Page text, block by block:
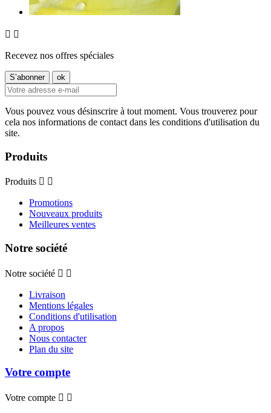
 
Recevez nos offres spéciales
Vous pouvez vous désinscrire à tout moment. Vous trouverez pour
cela nos informations de contact dans les conditions d'utilisation du
site.
Produits
Produits  
Promotions
Nouveaux produits
Meilleures ventes
Notre société
Notre société  
Livraison
Mentions légales
Conditions d'utilisation
A propos
Nous contacter
Plan du site
Votre compte
Votre compte  